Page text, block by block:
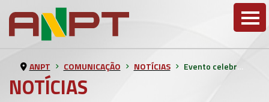
NOTÍCIAS
ANPT COMUNICAÇÃO NOTÍCIAS Evento celebra o Dia da Mulher Negra Latino-Americana e Caribenha